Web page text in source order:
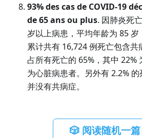
93% des cas de COVID-19
de 65 ans ou plus. 因肺炎死
岁以上病患，平均年龄为 85 岁
累计共有 16,724 例死亡包含共
占所有死亡的 65%，其中 22%
为心脏病患者。另外有 2.2%
并没有共病症。
🎲 阅读随机一